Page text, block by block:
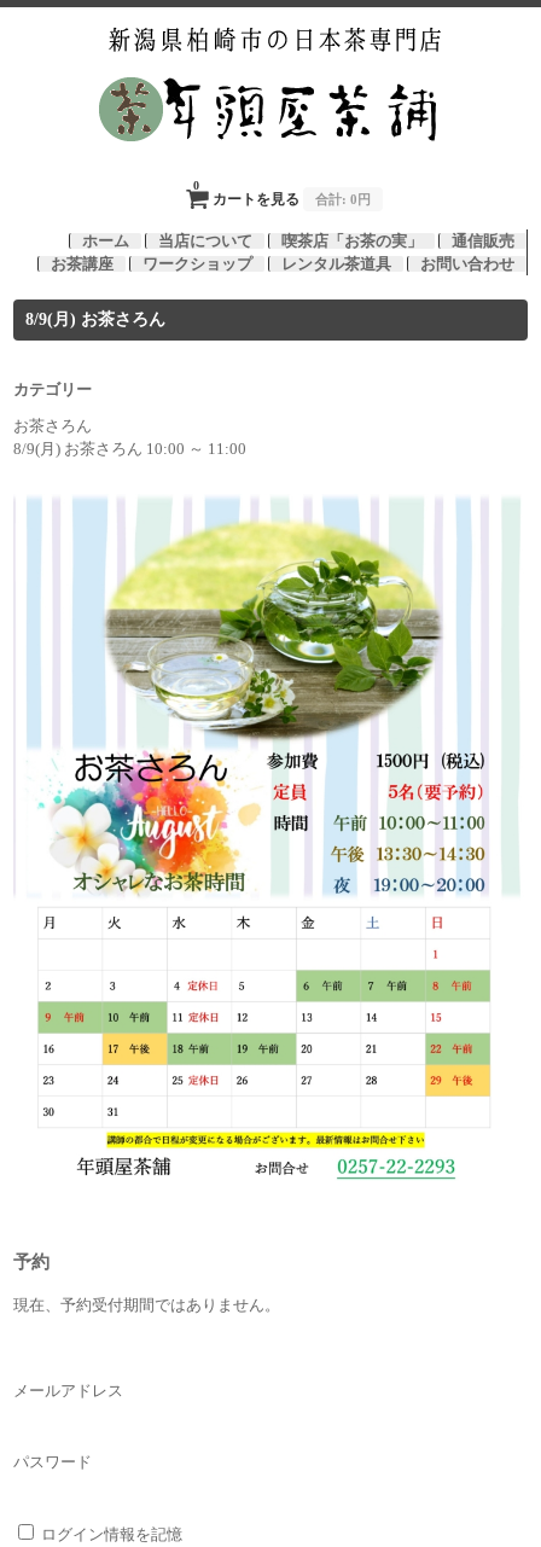
カートを見る
0
合計: 0円
ホーム 当店について 喫茶店「お茶の実」
通信販売
お茶講座
ワークショップ レンタル茶道具 お問い合わせ
8/9(月) お茶さろん
カテゴリー
お茶さろん
8/9(月) お茶さろん 10:00 ～ 11:00
予約
現在、予約受付期間ではありません。
メールアドレス
パスワード
ログイン情報を記憶